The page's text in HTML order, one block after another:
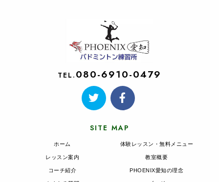
TEL. 080-6910-0479
SITE MAP
ホーム
レッスン案内
コーチ紹介
体験レッスン・無料メニュー
教室概要
PHOENIX愛知の理念